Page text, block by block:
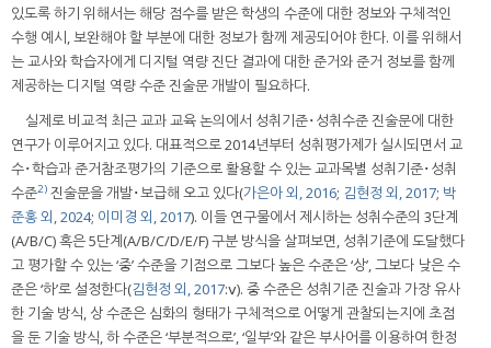
있도록 하기 위해서는 해당 점수를 받은 학생의 수준에 대한 정보와 구체적인
수행 예시, 보완해야 할 부분에 대한 정보가 함께 제공되어야 한다. 이를 위해서
는 교사와 학습자에게 디지털 역량 진단 결과에 대한 준거와 준거 정보를 함께
제공하는 디지털 역량 수준 진술문 개발이 필요하다.
실제로 비교적 최근 교과 교육 논의에서 성취기준･성취수준 진술문에 대한
연구가 이루어지고 있다. 대표적으로 2014년부터 성취평가제가 실시되면서 교
수･학습과 준거참조평가의 기준으로 활용할 수 있는 교과목별 성취기준･성취
수준2) 진술문을 개발･보급해 오고 있다(가은아 외, 2016; 김현정 외, 2017; 박
준홍 외, 2024; 이미경 외, 2017). 이들 연구물에서 제시하는 성취수준의 3단계
(A/B/C) 혹은 5단계(A/B/C/D/E/F) 구분 방식을 살펴보면, 성취기준에 도달했다
고 평가할 수 있는 ‘중’ 수준을 기점으로 그보다 높은 수준은 ‘상’, 그보다 낮은 수
준은 ‘하’로 설정한다(김현정 외, 2017:ⅴ). 중 수준은 성취기준 진술과 가장 유사
한 기술 방식, 상 수준은 심화의 형태가 구체적으로 어떻게 관찰되는지에 초점
을 둔 기술 방식, 하 수준은 ‘부분적으로’, ‘일부’와 같은 부사어를 이용하여 한정